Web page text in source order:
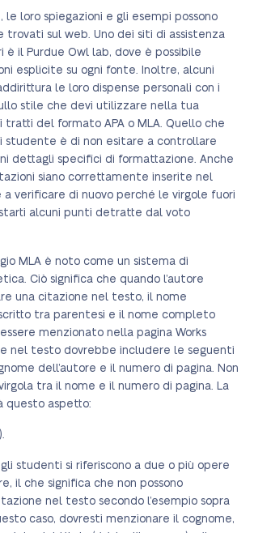
le loro spiegazioni e gli esempi possono
trovati sul web. Uno dei siti di assistenza
è il Purdue Owl lab, dove è possibile
esplicite su ogni fonte. Inoltre, alcuni
le loro dispense personali con i
stile che devi utilizzare nella tua
tratti del formato APA o MLA. Quello che
studente è di non esitare a controllare
dettagli specifici di formattazione. Anche
siano correttamente inserite nel
verificare di nuovo perché le virgole fuori
alcuni punti detratte dal voto
MLA è noto come un sistema di
Ciò significa che quando l’autore
una citazione nel testo, il nome
tra parentesi e il nome completo
menzionato nella pagina Works
nel testo dovrebbe includere le seguenti
dell’autore e il numero di pagina. Non
tra il nome e il numero di pagina. La
questo aspetto:
gli studenti si riferiscono a due o più opere
il che significa che non possono
nel testo secondo l’esempio sopra
caso, dovresti menzionare il cognome,